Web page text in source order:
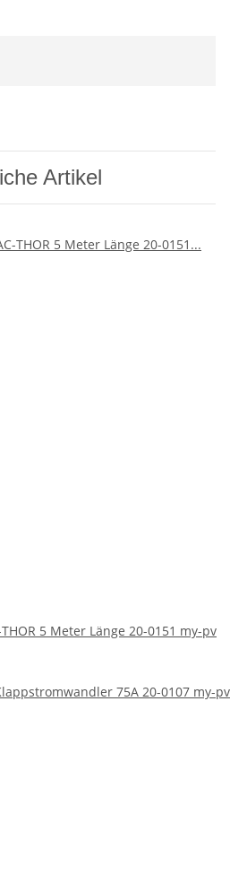
Artikel
5 Meter Länge 20-0151 my-pv